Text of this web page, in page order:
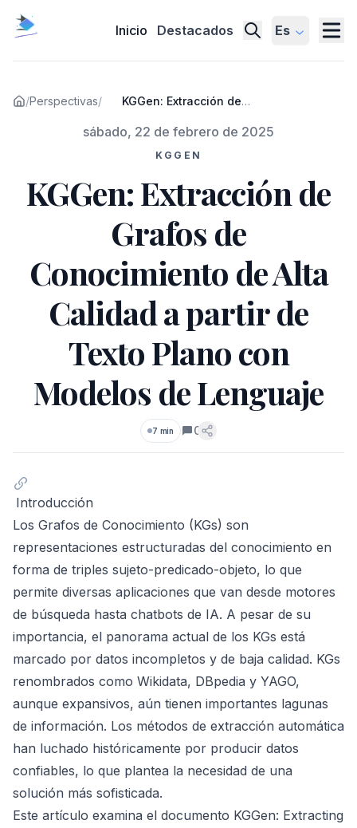
Inicio Destacados Es
/Perspectivas/
KGGen: Extracción de
Alta Calidad a partir de
Texto Plano con Modelos de
Publicado elsábado, 22 de febrero de 2025
KGGEN
KGGen: Extracción de
Grafos de
Conocimiento de Alta
Calidad a partir de
Texto Plano con
Modelos de Lenguaje
7 min 0
Comentarios
Introducción
Los Grafos de Conocimiento (KGs) son
representaciones estructuradas del conocimiento en
forma de triples sujeto-predicado-objeto, lo que
permite diversas aplicaciones que van desde motores
de búsqueda hasta chatbots de IA. A pesar de su
importancia, el panorama actual de los KGs está
marcado por datos incompletos y de baja calidad. KGs
renombrados como Wikidata, DBpedia y YAGO,
aunque expansivos, aún tienen importantes lagunas
de información. Los métodos de extracción automática
han luchado históricamente por producir datos
confiables, lo que plantea la necesidad de una
solución más sofisticada.
Este artículo examina el documento KGGen: Extracting